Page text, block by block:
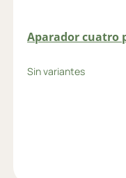
Aparador cuatro
Sin variantes